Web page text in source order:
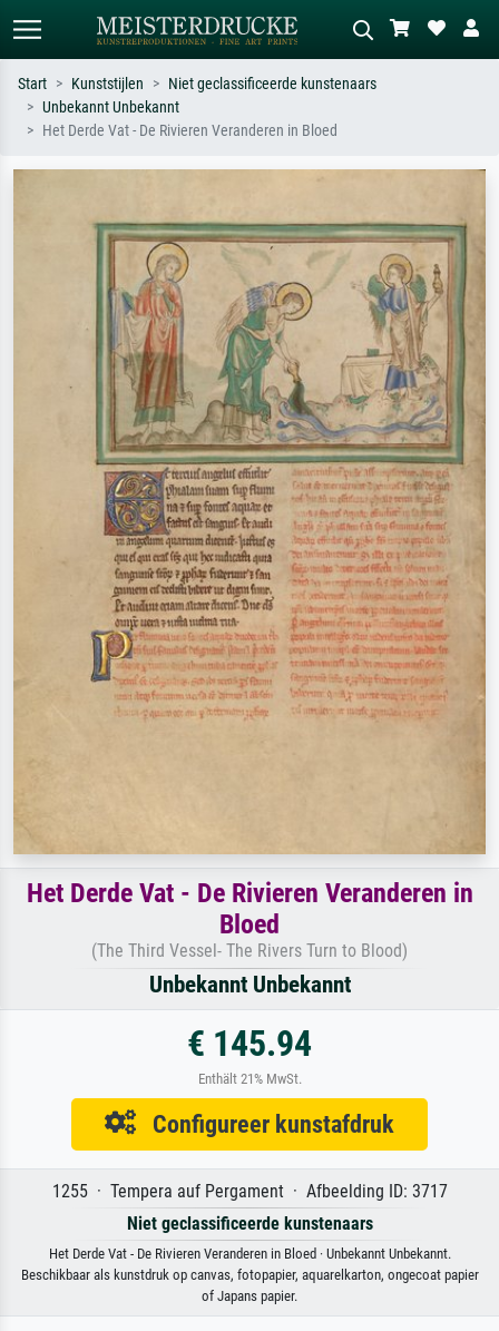
Standaard zoeken
weide, abstract met veel rood, donker
een boom.
Start Kunststijlen
Niet geclassificeerde kunstenaars
Unbekannt Unbekannt
Het Derde Vat - De Rivieren Veranderen in Bloed
Het Derde Vat - De Rivieren Veranderen in
Bloed
(The Third Vessel- The Rivers Turn to Blood)
Unbekannt Unbekannt
€ 145.94
Enthält 21% MwSt.
Configureer kunstafdruk
1255 · Tempera auf Pergament · Afbeelding ID: 3717
Niet geclassificeerde kunstenaars
Het Derde Vat - De Rivieren Veranderen in Bloed · Unbekannt Unbekannt.
Beschikbaar als kunstdruk op canvas, fotopapier, aquarelkarton, ongecoat papier
of Japans papier.